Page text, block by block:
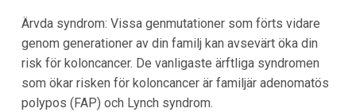
Ärvda syndrom: Vissa genmutationer som förts vidare
genom generationer av din familj kan avsevärt öka din
risk för koloncancer. De vanligaste ärftliga syndromen
som ökar risken för koloncancer är familjär adenomatös
polypos (FAP) och Lynch syndrom.